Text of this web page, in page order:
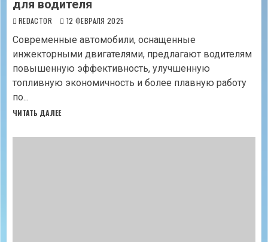
для водителя
REDACTOR 12 ФЕВРАЛЯ 2025
Современные автомобили, оснащенные
инжекторными двигателями, предлагают водителям
повышенную эффективность, улучшенную
топливную экономичность и более плавную работу
по...
ЧИТАТЬ ДАЛЕЕ